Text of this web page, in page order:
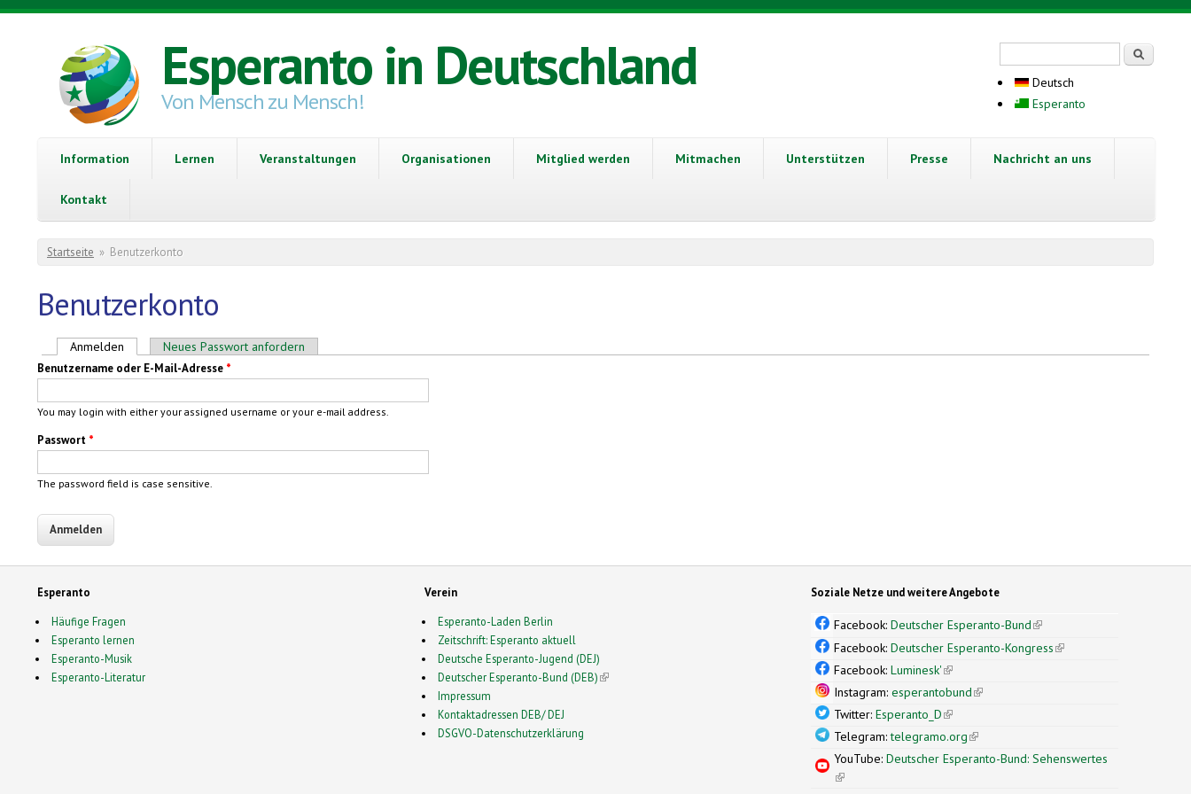
Direkt zum Inhalt
Esperanto in Deutschland
Von Mensch zu Mensch!
Deutsch
Esperanto
Information Lernen Veranstaltungen Organisationen Mitglied werden Mitmachen Unterstützen Presse Nachricht an uns
Kontakt
Sie sind hier
Startseite » Benutzerkonto
Benutzerkonto
Haupt-Reiter
Anmelden (aktiver Reiter)
Neues Passwort anfordern
Benutzername oder E-Mail-Adresse *
You may login with either your assigned username or your e-mail address.
Passwort *
The password field is case sensitive.
Esperanto
Häufige Fragen
Esperanto lernen
Esperanto-Musik
Esperanto-Literatur
Verein
Esperanto-Laden Berlin
Zeitschrift: Esperanto aktuell
Deutsche Esperanto-Jugend (DEJ)
Deutscher Esperanto-Bund (DEB)(link is external)
Impressum
Kontaktadressen DEB/ DEJ
DSGVO-Datenschutzerklärung
Soziale Netze und weitere Angebote
Facebook:Deutscher Esperanto-Bund(link is external)
Facebook:Deutscher Esperanto-Kongress(link is external)
Facebook:Luminesk'(link is external)
Instagram:esperantobund(link is external)
Twitter:Esperanto_D(link is external)
Telegram:telegramo.org(link is external)
YouTube:Deutscher Esperanto-Bund: Sehenswertes
(link is external)